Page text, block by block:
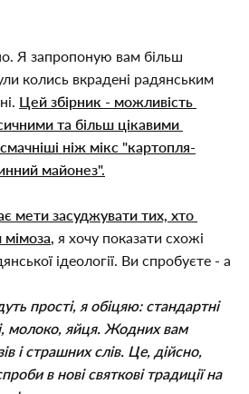
Я запропоную вам більш
колись вкрадені радянським
Цей збірник - можливість
та більш цікавими
ніж мікс "картопля-
майонез".
мети засуджувати тих, хто
я хочу показати схожі
ідеології. Ви спробуєте - а
прості, я обіцяю: стандартні
молоко, яйця. Жодних вам
і страшних слів. Це, дійсно,
в нові святкові традиції на